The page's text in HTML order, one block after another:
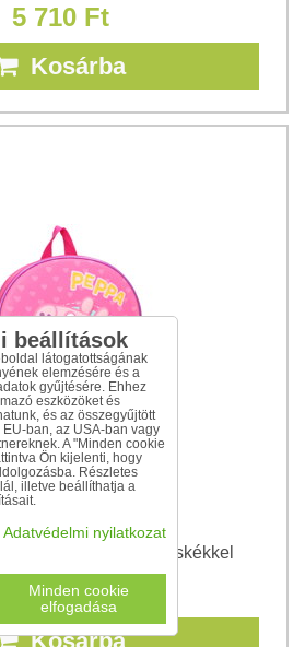
5 710 Ft
Kosárba
hátizsák szívecskékkel
4 340 Ft
Kosárba
beállítások
látogatottságának
elemzésére és a
gyűjtésére. Ehhez
eszközöket és
és az összegyűjtött
ban, az USA-ban vagy
A "Minden cookie
Ön kijelenti, hogy
Részletes
illetve beállíthatja a
Adatvédelmi nyilatkozat
Minden cookie
elfogadása